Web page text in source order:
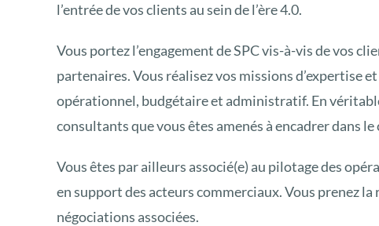
l’entrée de vos clients au sein de l’ère 4.0.
Vous portez l’engagement de SPC vis-à-vis de vos
partenaires. Vous réalisez vos missions d’expertise
opérationnel, budgétaire et administratif. En
consultants que vous êtes amenés à encadrer dans le
Vous êtes par ailleurs associé(e) au pilotage des
en support des acteurs commerciaux. Vous prenez
négociations associées.